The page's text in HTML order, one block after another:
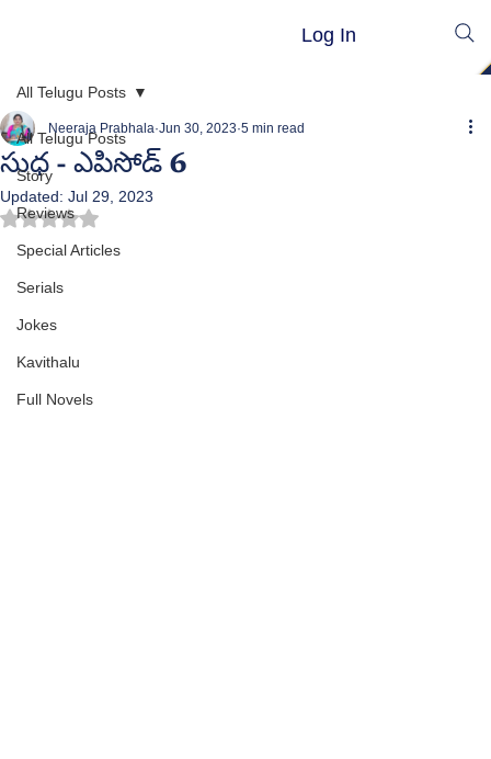
Log In
All Telugu Posts
Story
Reviews
Special Articles
Serials
Jokes
Kavithalu
Full Novels
All Telugu Posts
సుధ - ఎపిసోడ్ 6
Neeraja Prabhala Jun 30, 2023 5 min read
Updated: Jul 29, 2023
Rated NaN out of 5 stars.